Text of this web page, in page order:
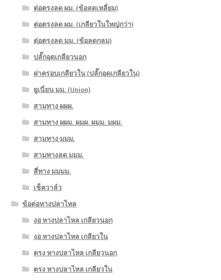
ต่อตรงลด ผม. (ข้อลดเหลี่ยม)
ต่อตรงลด ผม. (เกลียวในใหญ่กว่า)
ต่อตรงลด มม. (ข้อลดกลม)
ปลั๊กอุดเกลียวนอก
ฝาครอบเกลียวใน (ปลั๊กอุดเกลียวใน)
ยูเนี่ยน มม. (Union)
สามทาง ผผผ.
สามทาง ผผม. ผมผ. ผมม. มผม.
สามทาง มมม.
สามทางลด มมม.
สี่ทาง มมมม.
เช็ควาล์ว
ข้อต่อหางปลาไหล
งอ หางปลาไหล เกลียวนอก
งอ หางปลาไหล เกลียวใน
ตรง หางปลาไหล เกลียวนอก
ตรง หางปลาไหล เกลียวใน